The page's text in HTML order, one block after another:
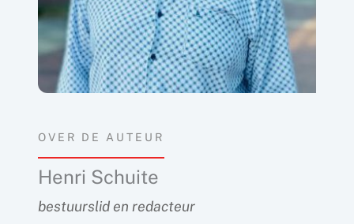
OVER DE AUTEUR
Henri Schuite
bestuurslid en redacteur